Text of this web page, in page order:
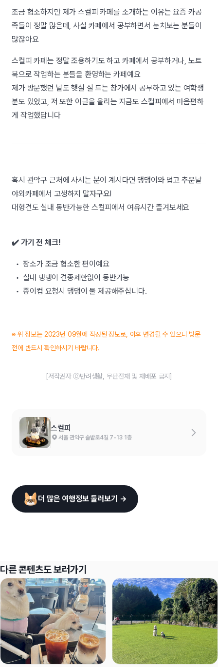
조금 협소하지만 제가 스컬피 카페를 소개하는 이유는 요즘 카공
족들이 정말 많은데, 사실 카페에서 공부하면서 눈치보는 분들이
많잖아요
스컬피 카페는 정말 조용하기도 하고 카페에서 공부하거나, 노트
북으로 작업하는 분들을 환영하는 카페예요
제가 방문했던 날도 햇살 잘 드는 창가에서 공부하고 있는 여학생
분도 있었고, 저 또한 이글을 올리는 지금도 스컬피에서 마음편하
게 작업했답니다
혹시 관악구 근처에 사시는 분이 계시다면 댕댕이와 덥고 추운날
야외카페에서 고생하지 말자구요!
대형견도 실내 동반가능한 스컬피에서 여유시간 즐겨보세요
✔️ 가기 전 체크!
• 장소가 조금 협소한 편이예요
• 실내 댕댕이 견종제한없이 동반가능
• 종이컵 요청시 댕댕이 물 제공해주십니다.
※ 위 정보는 2023년 09월에 작성된 정보로, 이후 변경될 수 있으니 방문
전에 반드시 확인하시기 바랍니다.
[저작권자 ⓒ반려생활, 무단전재 및 재배포 금지]
스컬피
서울 관악구 솔밭로4길 7-13 1층
더 많은 여행정보 둘러보기 →
다른 콘텐츠도 보러가기